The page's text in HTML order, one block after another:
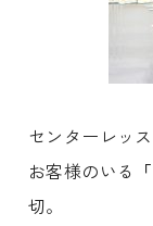
センターレッ
お客様のいる
切。